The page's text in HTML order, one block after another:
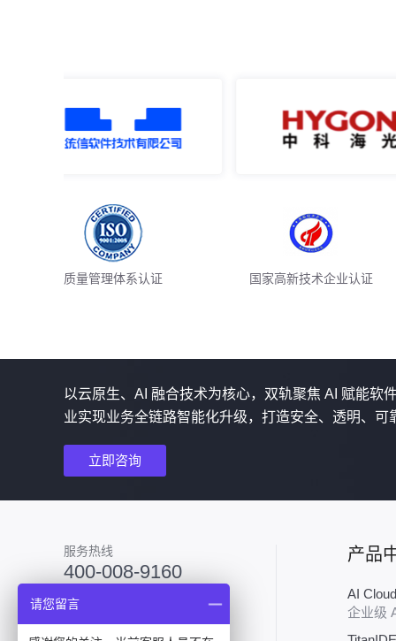
质量管理体系认证 国家高新技术企业认证
以云原生、AI 融合技术为核心，双轨聚焦 AI 赋能软
业实现业务全链路智能化升级，打造安全、透明、可
立即咨询
服务热线
400-008-9160
加入技术群
产品
AI
企业级
请您留言